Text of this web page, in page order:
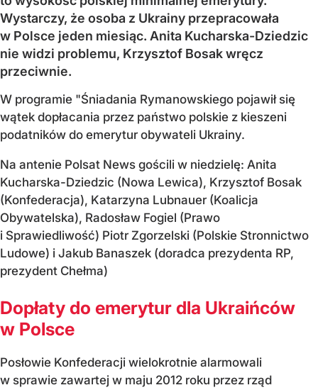
Wystarczy, że osoba z Ukrainy przepracowała
w Polsce jeden miesiąc. Anita Kucharska-Dziedzic
nie widzi problemu, Krzysztof Bosak wręcz
przeciwnie.
W programie "Śniadania Rymanowskiego pojawił się
wątek dopłacania przez państwo polskie z kieszeni
podatników do emerytur obywateli Ukrainy.
Na antenie Polsat News gościli w niedzielę: Anita
Kucharska-Dziedzic (Nowa Lewica), Krzysztof Bosak
(Konfederacja), Katarzyna Lubnauer (Koalicja
Obywatelska), Radosław Fogiel (Prawo
i Sprawiedliwość) Piotr Zgorzelski (Polskie Stronnictwo
Ludowe) i Jakub Banaszek (doradca prezydenta RP,
prezydent Chełma)
Dopłaty do emerytur dla Ukraińców
w Polsce
Posłowie Konfederacji wielokrotnie alarmowali
w sprawie zawartej w maju 2012 roku przez rząd